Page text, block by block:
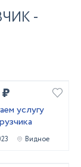
-
₽
услугу
Видное